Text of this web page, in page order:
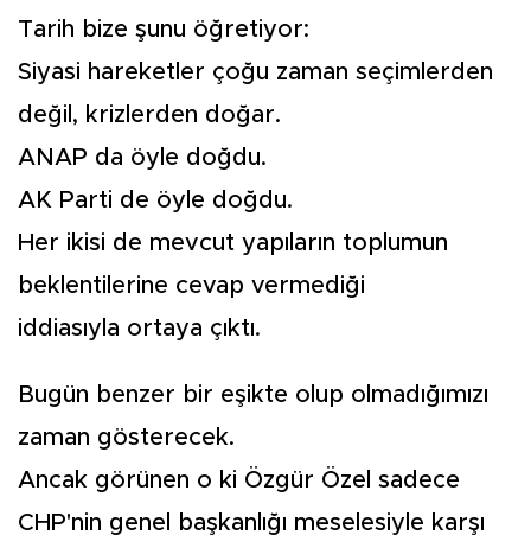
Tarih bize şunu öğretiyor:
Siyasi hareketler çoğu zaman seçimlerden
değil, krizlerden doğar.
ANAP da öyle doğdu.
AK Parti de öyle doğdu.
Her ikisi de mevcut yapıların toplumun
beklentilerine cevap vermediği
iddiasıyla ortaya çıktı.
Bugün benzer bir eşikte olup olmadığımızı
zaman gösterecek.
Ancak görünen o ki Özgür Özel sadece
CHP'nin genel başkanlığı meselesiyle karşı